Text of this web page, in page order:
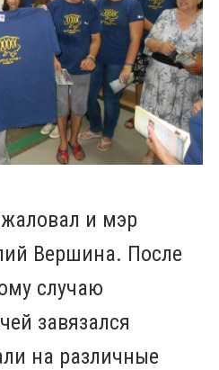
и мэр
Вершина. После
случаю
завязался
на различные